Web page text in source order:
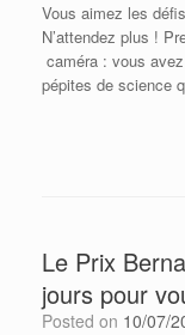
Vous aimez les
N’attendez plus !
caméra : vous
pépites de science
Le Prix
jours pour
Posted on 10/07/